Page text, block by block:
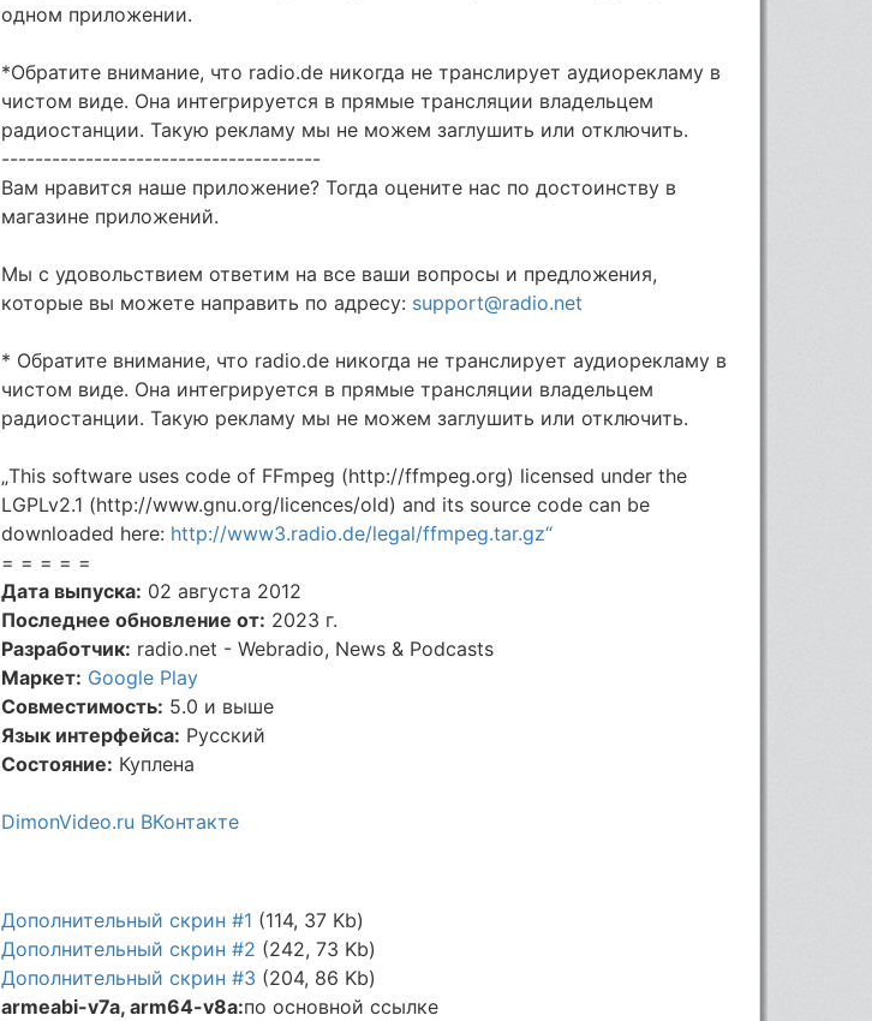
одном приложении.
*Обратите внимание, что radio.de никогда не транслирует аудиорекламу в
чистом виде. Она интегрируется в прямые трансляции владельцем
радиостанции. Такую рекламу мы не можем заглушить или отключить.
--------------------------------------
Вам нравится наше приложение? Тогда оцените нас по достоинству в
магазине приложений.
Мы с удовольствием ответим на все ваши вопросы и предложения,
которые вы можете направить по адресу: support@radio.net
* Обратите внимание, что radio.de никогда не транслирует аудиорекламу в
чистом виде. Она интегрируется в прямые трансляции владельцем
радиостанции. Такую рекламу мы не можем заглушить или отключить.
„This software uses code of FFmpeg (http://ffmpeg.org) licensed under the
LGPLv2.1 (http://www.gnu.org/licences/old) and its source code can be
downloaded here: http://www3.radio.de/legal/ffmpeg.tar.gz“
= = = = =
Дата выпуска: 02 августа 2012
Последнее обновление от: 2023 г.
Разработчик: radio.net - Webradio, News & Podcasts
Маркет: Google Play
Совместимость: 5.0 и выше
Язык интерфейса: Русский
Состояние: Куплена
DimonVideo.ru ВКонтакте
Дополнительный скрин #1 (114, 37 Kb)
Дополнительный скрин #2 (242, 73 Kb)
Дополнительный скрин #3 (204, 86 Kb)
armeabi-v7a, arm64-v8a:по основной ссылке